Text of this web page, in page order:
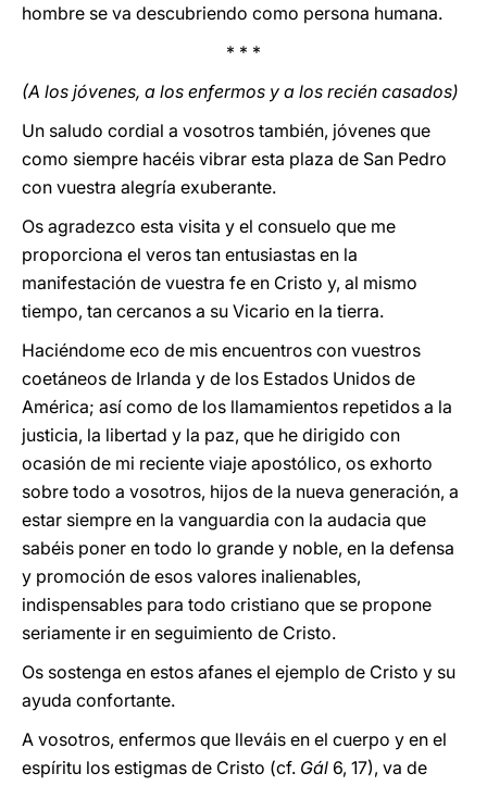
hombre se va descubriendo como persona humana.
* * *
(A los jóvenes, a los enfermos y a los recién casados)
Un saludo cordial a vosotros también, jóvenes que
como siempre hacéis vibrar esta plaza de San Pedro
con vuestra alegría exuberante.
Os agradezco esta visita y el consuelo que me
proporciona el veros tan entusiastas en la
manifestación de vuestra fe en Cristo y, al mismo
tiempo, tan cercanos a su Vicario en la tierra.
Haciéndome eco de mis encuentros con vuestros
coetáneos de Irlanda y de los Estados Unidos de
América; así como de los llamamientos repetidos a la
justicia, la libertad y la paz, que he dirigido con
ocasión de mi reciente viaje apostólico, os exhorto
sobre todo a vosotros, hijos de la nueva generación, a
estar siempre en la vanguardia con la audacia que
sabéis poner en todo lo grande y noble, en la defensa
y promoción de esos valores inalienables,
indispensables para todo cristiano que se propone
seriamente ir en seguimiento de Cristo.
Os sostenga en estos afanes el ejemplo de Cristo y su
ayuda confortante.
A vosotros, enfermos que lleváis en el cuerpo y en el
espíritu los estigmas de Cristo (cf. Gál 6, 17), va de